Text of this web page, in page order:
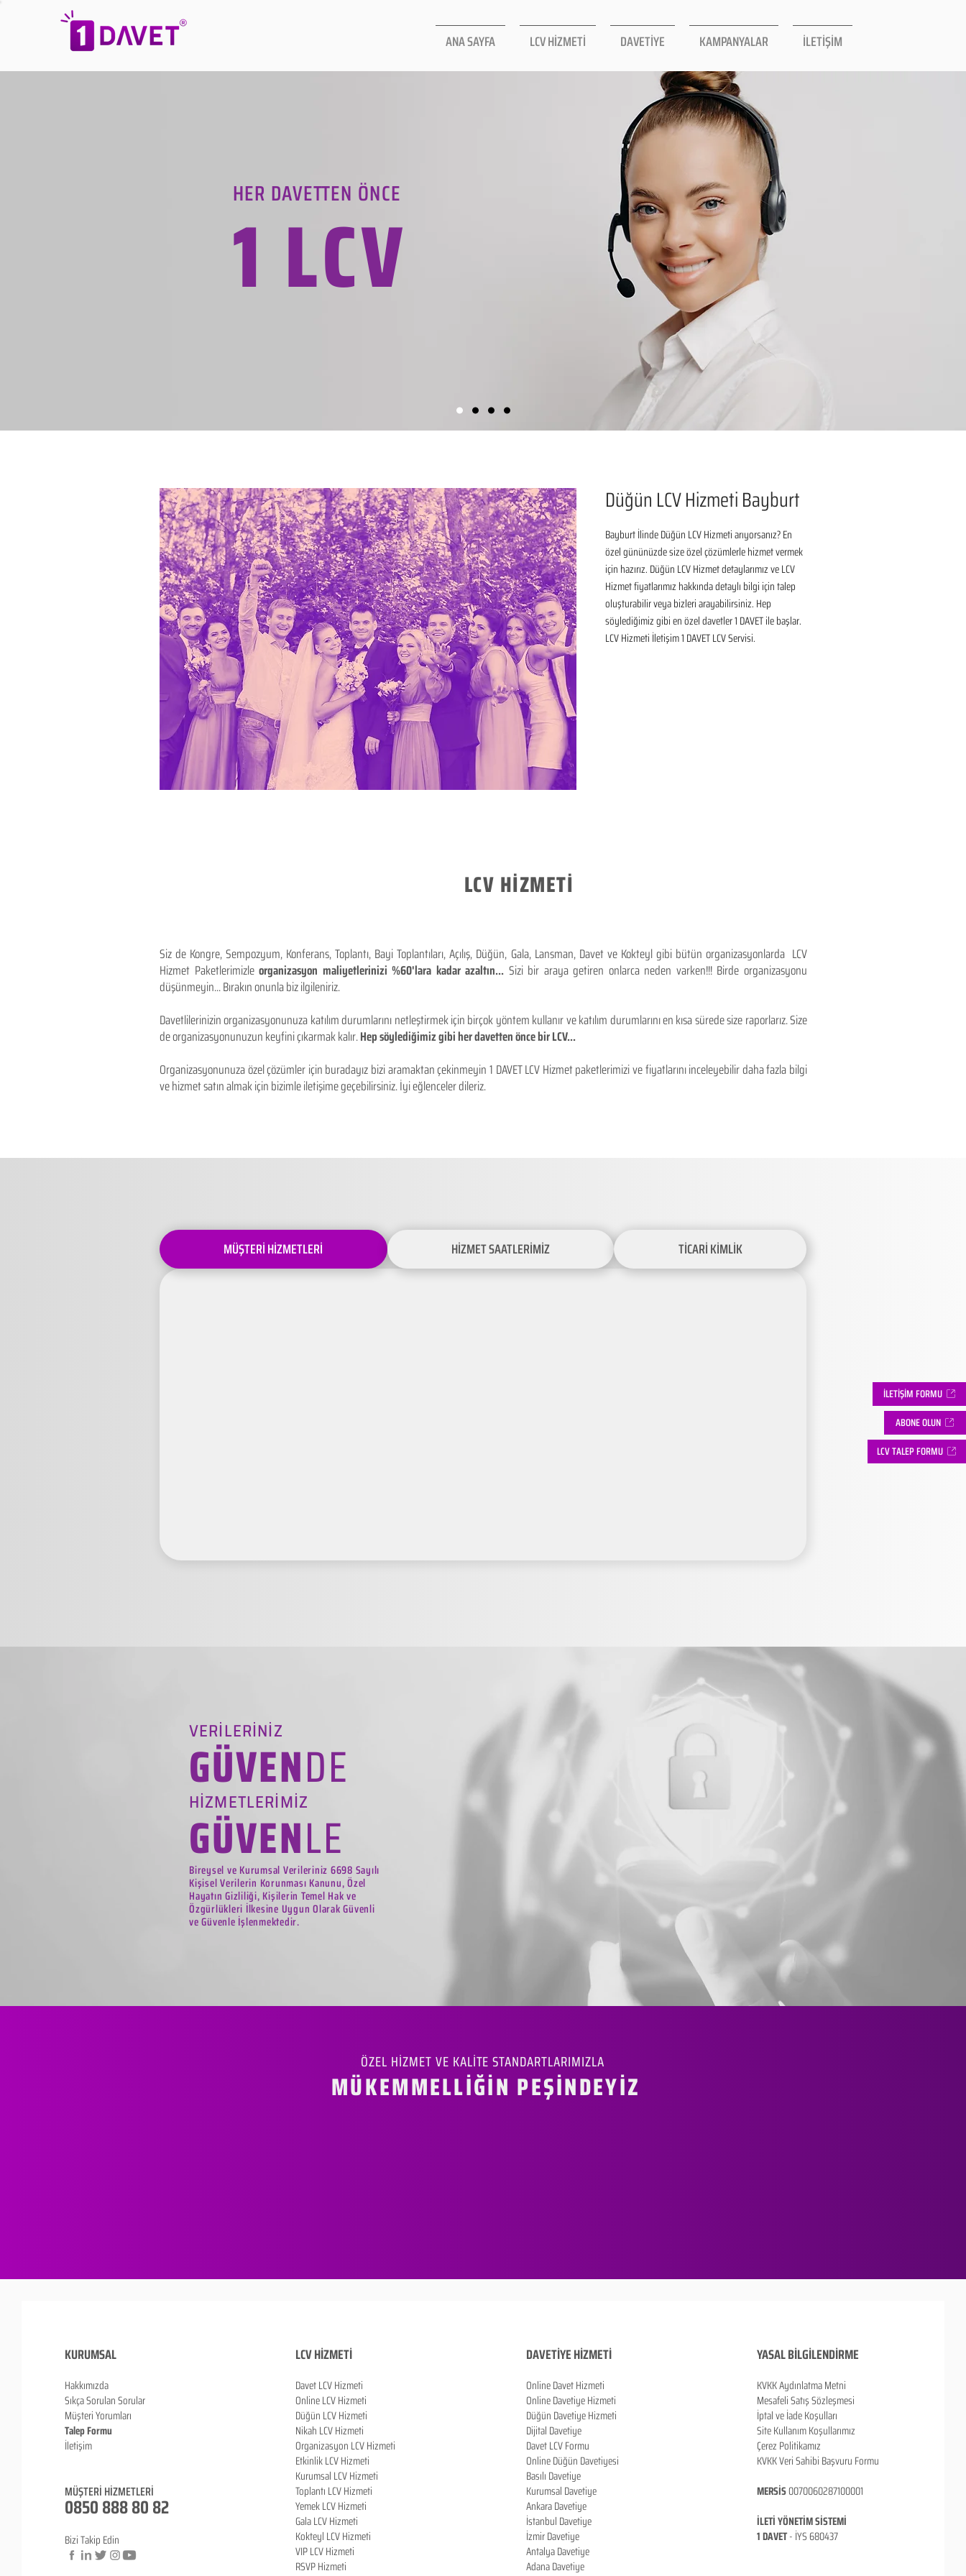
ANA SAYFA LCV HİZMETİ DAVETİYE KAMPANYALAR İLETİŞİM
ABONE OLUN
LCV TALEP FORMU
İLETİŞİM FORMU
HER DAVETTEN ÖNCE
1 LCV
Düğün LCV Hizmeti Bayburt
Bayburt İlinde Düğün LCV Hizmeti arıyorsanız? En
özel gününüzde size özel çözümlerle hizmet vermek
için hazırız. Düğün LCV Hizmet detaylarımız ve LCV
Hizmet fiyatlarımız hakkında detaylı bilgi için talep
oluşturabilir veya bizleri arayabilirsiniz. Hep
söylediğimiz gibi en özel davetler 1 DAVET ile başlar.
LCV Hizmeti İletişim 1 DAVET LCV Servisi.
LCV HİZMETİ
Siz de Kongre, Sempozyum, Konferans, Toplantı, Bayi Toplantıları, Açılış, Düğün, Gala, Lansman, Davet ve Kokteyl gibi bütün organizasyonlarda LCV
Hizmet Paketlerimizleorganizasyon maliyetlerinizi %60'lara kadar azaltın... Sizi bir araya getiren onlarca neden varken!!! Birde organizasyonu
düşünmeyin... Bırakın onunla biz ilgileniriz.
Davetlilerinizin organizasyonunuza katılım durumlarını netleştirmek için birçok yöntem kullanır ve katılım durumlarını en kısa sürede size raporlarız. Size
de organizasyonunuzun keyfini çıkarmak kalır.Hep söylediğimiz gibi her davetten önce bir LCV...
Organizasyonunuza özel çözümler için buradayız bizi aramaktan çekinmeyin 1 DAVET LCV Hizmet paketlerimizi ve fiyatlarını inceleyebilir daha fazla bilgi
ve hizmet satın almak için bizimle iletişime geçebilirsiniz. İyi eğlenceler dileriz.
MÜŞTERİ HİZMETLERİ HİZMET SAATLERİMİZ TİCARİ KİMLİK
VERİLERİNİZ
GÜVENDE
HİZMETLERİMİZ
GÜVENLE
Bireysel ve Kurumsal Verileriniz 6698 Sayılı
Kişisel Verilerin Korunması Kanunu, Özel
Hayatın Gizliliği, Kişilerin Temel Hak ve
Özgürlükleri İlkesine Uygun Olarak Güvenli
ve Güvenle İşlenmektedir.
ÖZEL HİZMET VE KALİTE STANDARTLARIMIZLA
MÜKEMMELLİĞİN PEŞİNDEYİZ
KURUMSAL
Hakkımızda
Sıkça Sorulan Sorular
Müşteri Yorumları
Talep Formu
İletişim
MÜŞTERİ HİZMETLERİ
0850 888 80 82
Bizi Takip Edin
LCV HİZMETİ
Davet LCV Hizmeti
Online LCV Hizmeti
Düğün LCV Hizmeti
Nikah LCV Hizmeti
Organizasyon LCV Hizmeti
Etkinlik LCV Hizmeti
Kurumsal LCV Hizmeti
Toplantı LCV Hizmeti
Yemek LCV Hizmeti
Gala LCV Hizmeti
Kokteyl LCV Hizmeti
VIP LCV Hizmeti
RSVP Hizmeti
DAVETİYE HİZMETİ
Online Davet Hizmeti
Online Davetiye Hizmeti
Düğün Davetiye Hizmeti
Dijital Davetiye
Davet LCV Formu
Online Düğün Davetiyesi
Basılı Davetiye
Kurumsal Davetiye
Ankara Davetiye
İstanbul Davetiye
İzmir Davetiye
Antalya Davetiye
Adana Davetiye
YASAL BİLGİLENDİRME
KVKK Aydınlatma Metni
Mesafeli Satış Sözleşmesi
İptal ve İade Koşulları
Site Kullanım Koşullarımız
Çerez Politikamız
KVKK Veri Sahibi Başvuru Formu
MERSİS0070060287100001
İLETİ YÖNETİM SİSTEMİ
1 DAVET- İYS 680437